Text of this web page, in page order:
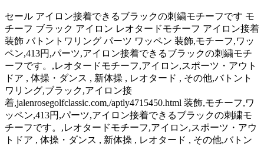
セール アイロン接着できるブラックの刺繍モチーフです モ
チーフ ブラック アイロン レオタードモチーフ アイロン接着
装飾 バトントワリング パーツ ワッペン 装飾,モチーフ,ワッ
ペン,413円,パーツ,アイロン接着できるブラックの刺繍モチ
ーフです。,レオタードモチーフ,アイロン,スポーツ・アウト
ドア , 体操・ダンス , 新体操 , レオタード , その他,バトント
ワリング,ブラック,アイロン接
着,jalenrosegolfclassic.com,/aptly4715450.html 装飾,モチーフ,ワ
ッペン,413円,パーツ,アイロン接着できるブラックの刺繍モ
チーフです。,レオタードモチーフ,アイロン,スポーツ・アウ
トドア , 体操・ダンス , 新体操 , レオタード , その他,バトン